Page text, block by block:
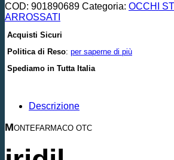
COD: 901890689 Categoria: OCCHI
ARROSSATI
Acquisti Sicuri
Politica di Reso: per saperne di più
Spediamo in Tutta Italia
Descrizione
MONTEFARMACO OTC